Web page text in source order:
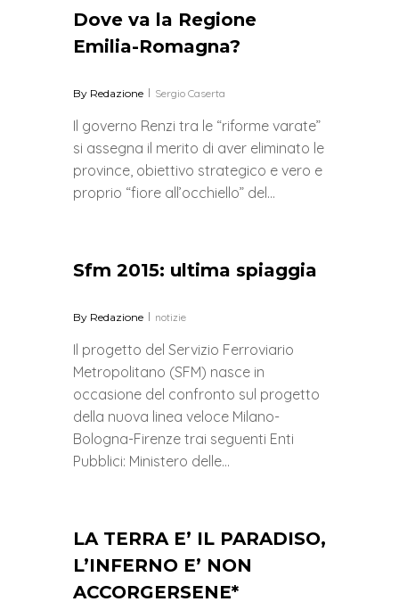
Dove va la Regione
Emilia-Romagna?
By Redazione Sergio Caserta
Il governo Renzi tra le “riforme varate”
si assegna il merito di aver eliminato le
province, obiettivo strategico e vero e
proprio “fiore all’occhiello” del…
Sfm 2015: ultima spiaggia
By Redazione notizie
Il progetto del Servizio Ferroviario
Metropolitano (SFM) nasce in
occasione del confronto sul progetto
della nuova linea veloce Milano-
Bologna-Firenze trai seguenti Enti
Pubblici: Ministero delle…
LA TERRA E’ IL PARADISO,
L’INFERNO E’ NON
ACCORGERSENE*